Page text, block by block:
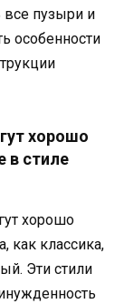
все пузыри и
особенности
хорошо
в стиле
хорошо
как классика,
Эти стили